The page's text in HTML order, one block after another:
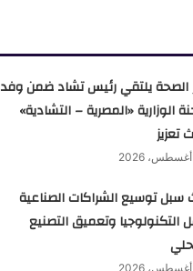
الصحة يلتقي رئيس تشاد ضمن وفد
الوزارية «المصرية – التشادية»
تعزيز
سبل توسيع الشراكات الصناعية
التكنولوجيا وتعميق التصنيع